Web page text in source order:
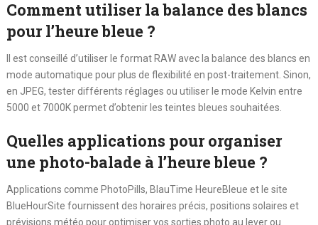
Comment utiliser la balance des blancs
pour l’heure bleue ?
Il est conseillé d’utiliser le format RAW avec la balance des blancs en
mode automatique pour plus de flexibilité en post-traitement. Sinon,
en JPEG, tester différents réglages ou utiliser le mode Kelvin entre
5000 et 7000K permet d’obtenir les teintes bleues souhaitées.
Quelles applications pour organiser
une photo-balade à l’heure bleue ?
Applications comme PhotoPills, BlauTime HeureBleue et le site
BlueHourSite fournissent des horaires précis, positions solaires et
prévisions météo pour optimiser vos sorties photo au lever ou